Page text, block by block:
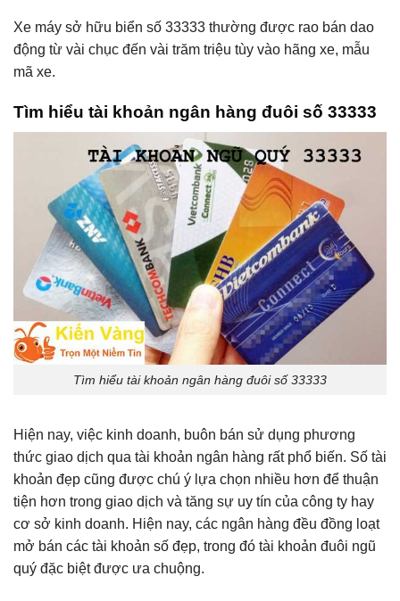
Xe máy sở hữu biển số 33333 thường được rao bán dao
động từ vài chục đến vài trăm triệu tùy vào hãng xe, mẫu
mã xe.
Tìm hiểu tài khoản ngân hàng đuôi số 33333
Tìm hiểu tài khoản ngân hàng đuôi số 33333
Hiện nay, việc kinh doanh, buôn bán sử dụng phương
thức giao dịch qua tài khoản ngân hàng rất phổ biến. Số tài
khoản đẹp cũng được chú ý lựa chọn nhiều hơn để thuận
tiện hơn trong giao dịch và tăng sự uy tín của công ty hay
cơ sở kinh doanh. Hiện nay, các ngân hàng đều đồng loạt
mở bán các tài khoản số đẹp, trong đó tài khoản đuôi ngũ
quý đặc biệt được ưa chuộng.